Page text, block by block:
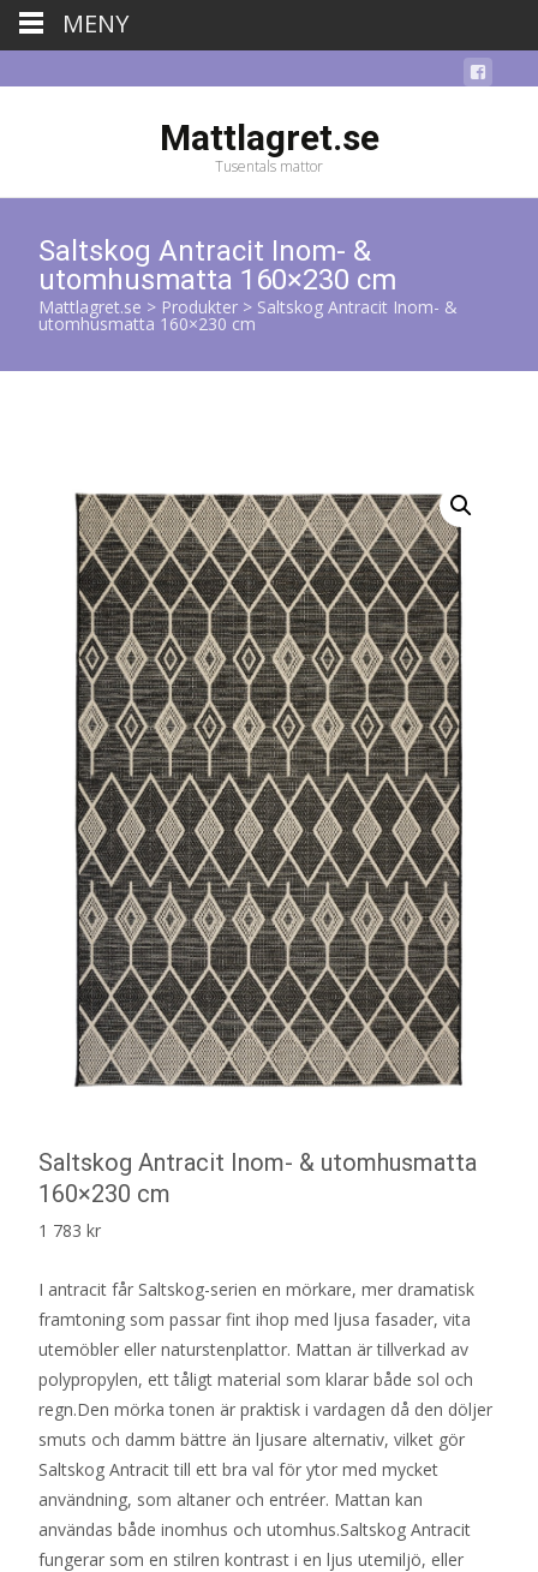
Mattlagret.se
Tusentals mattor
Saltskog Antracit Inom- &
utomhusmatta 160×230 cm
Mattlagret.se > Produkter > Saltskog Antracit Inom- &
utomhusmatta 160×230 cm
Saltskog Antracit Inom- & utomhusmatta
160×230 cm
1 783 kr
I antracit får Saltskog-serien en mörkare, mer dramatisk
framtoning som passar fint ihop med ljusa fasader, vita
utemöbler eller naturstenplattor. Mattan är tillverkad av
polypropylen, ett tåligt material som klarar både sol och
regn.Den mörka tonen är praktisk i vardagen då den döljer
smuts och damm bättre än ljusare alternativ, vilket gör
Saltskog Antracit till ett bra val för ytor med mycket
användning, som altaner och entréer. Mattan kan
användas både inomhus och utomhus.Saltskog Antracit
fungerar som en stilren kontrast i en ljus utemiljö, eller
MENY